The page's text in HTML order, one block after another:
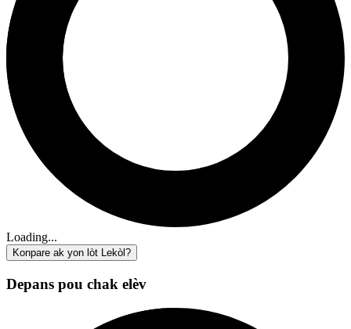
Loading...
Konpare ak yon lòt Lekòl?
Depans pou chak elèv